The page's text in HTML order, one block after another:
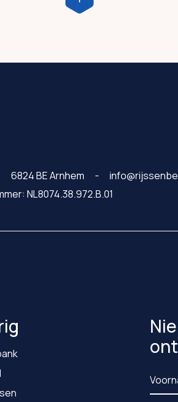
6824 BE Arnhem
NL8074.38.972.B.01